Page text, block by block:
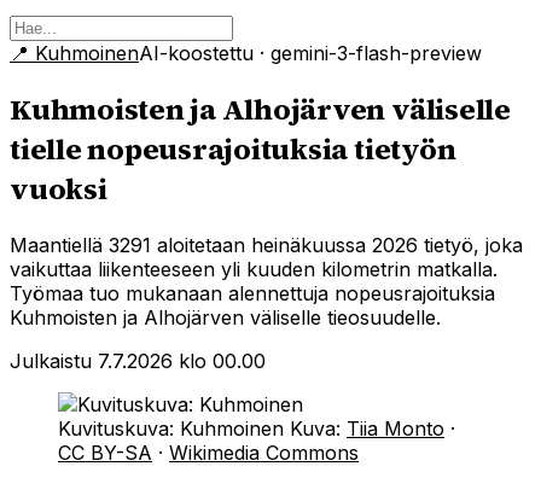
📍 KuhmoinenAI-koostettu · gemini-3-flash-preview
Kuhmoisten ja Alhojärven väliselle
tielle nopeusrajoituksia tietyön
vuoksi
Maantiellä 3291 aloitetaan heinäkuussa 2026 tietyö, joka
vaikuttaa liikenteeseen yli kuuden kilometrin matkalla.
Työmaa tuo mukanaan alennettuja nopeusrajoituksia
Kuhmoisten ja Alhojärven väliselle tieosuudelle.
Julkaistu 7.7.2026 klo 00.00
Kuvituskuva: Kuhmoinen Kuva: Tiia Monto ·
CC BY-SA · Wikimedia Commons